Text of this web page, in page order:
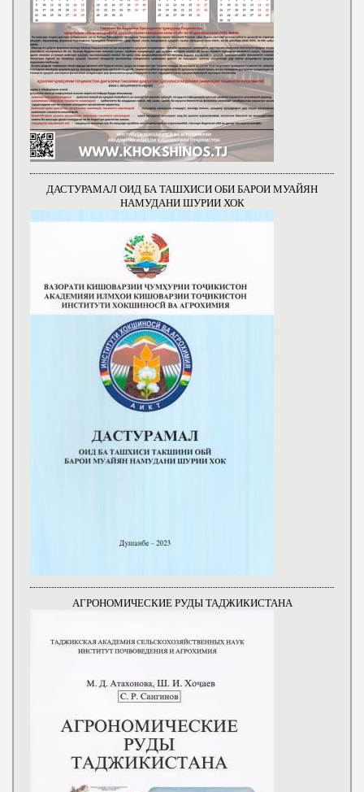
ДАСТУРАМАЛ ОИД БА ТАШХИСИ ОБИ БАРОИ МУАЙЯН
НАМУДАНИ ШУРИИ ХОК
АГРОНОМИЧЕСКИЕ РУДЫ ТАДЖИКИСТАНА